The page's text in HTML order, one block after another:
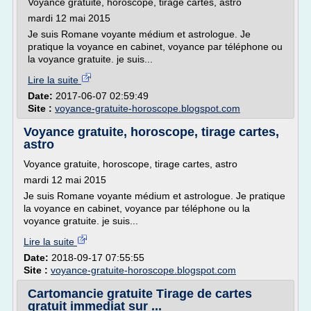
mardi 12 mai 2015
Je suis Romane voyante médium et astrologue. Je
pratique la voyance en cabinet, voyance par téléphone ou
la voyance gratuite. je suis...
Lire la suite
Date: 2017-06-07 02:59:49
Site : voyance-gratuite-horoscope.blogspot.com
Voyance gratuite, horoscope, tirage cartes,
astro
Voyance gratuite, horoscope, tirage cartes, astro
mardi 12 mai 2015
Je suis Romane voyante médium et astrologue. Je pratique
la voyance en cabinet, voyance par téléphone ou la
voyance gratuite. je suis...
Lire la suite
Date: 2018-09-17 07:55:55
Site : voyance-gratuite-horoscope.blogspot.com
Cartomancie gratuite Tirage de cartes
gratuit immediat sur ...